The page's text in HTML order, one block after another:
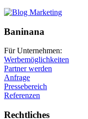
Baninana
Für Unternehmen:
Werbemöglichkeiten
Partner werden
Anfrage
Pressebereich
Referenzen
Rechtliches